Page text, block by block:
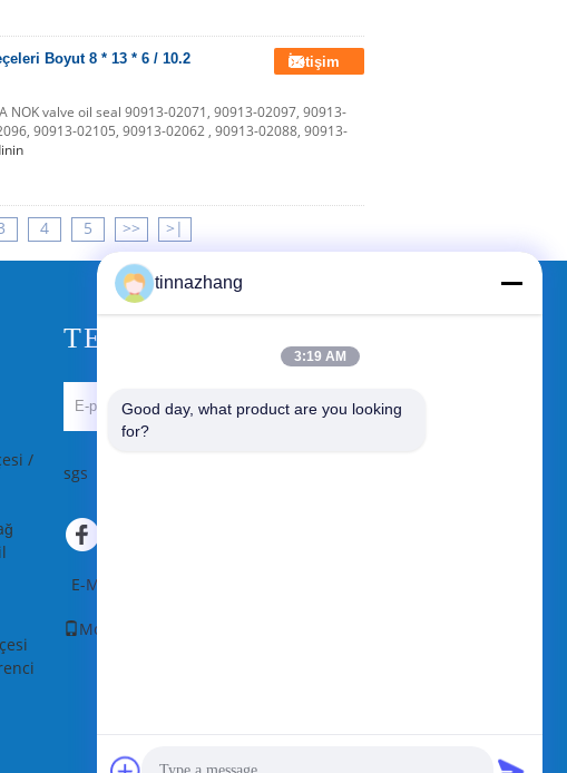
Boyut 8 * 13 * 6 / 10.2
İletişim
NOK valve oil seal 90913-02071, 90913-02097, 90913-
90913-02105, 90913-02062 , 90913-02088, 90913-
4 5 >> >|
/
TEKLIF ISTEĞI
Gönder
sgs
E-Mail
Mobil site
tinnazhang
3:19 AM
Good day, what product are you looking
for?